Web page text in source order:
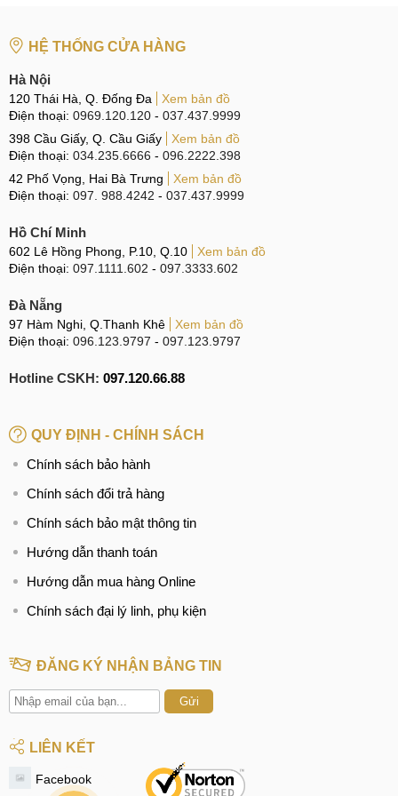
CN 6:97 Hàm Nghi, Q.Thanh Khê
Hotline:
HỆ THỐNG CỬA HÀNG
Hà Nội
120 Thái Hà, Q. Đống Đa
Xem bản đồ
Điện thoại: 0969.120.120 - 037.437.9999
398 Cầu Giấy, Q. Cầu Giấy
Xem bản đồ
Điện thoại: 034.235.6666 - 096.2222.398
42 Phố Vọng, Hai Bà Trưng
Xem bản đồ
Điện thoại: 097. 988.4242 - 037.437.9999
Hồ Chí Minh
602 Lê Hồng Phong, P.10, Q.10
Xem bản đồ
Điện thoại: 097.1111.602 - 097.3333.602
Đà Nẵng
97 Hàm Nghi, Q.Thanh Khê
Xem bản đồ
Điện thoại: 096.123.9797 - 097.123.9797
Hotline CSKH: 097.120.66.88
QUY ĐỊNH - CHÍNH SÁCH
Chính sách bảo hành
Chính sách đổi trả hàng
Chính sách bảo mật thông tin
Hướng dẫn thanh toán
Hướng dẫn mua hàng Online
Chính sách đại lý linh, phụ kiện
ĐĂNG KÝ NHẬN BẢNG TIN
Gửi
LIÊN KẾT
Facebook